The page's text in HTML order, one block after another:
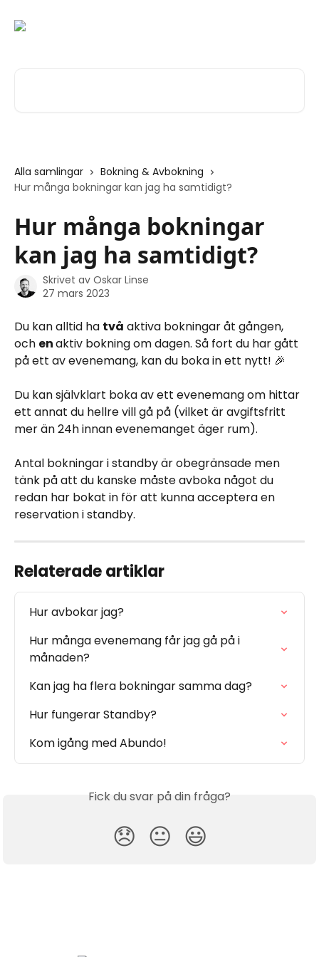
Alla samlingar
Bokning & Avbokning
Hur många bokningar kan jag ha samtidigt?
Hur många bokningar
kan jag ha samtidigt?
Skrivet av Oskar Linse
27 mars 2023
Du kan alltid ha två aktiva bokningar åt gången,
och en aktiv bokning om dagen. Så fort du har gått
på ett av evenemang, kan du boka in ett nytt! 🎉
Du kan självklart boka av ett evenemang om hittar
ett annat du hellre vill gå på (vilket är avgiftsfritt
mer än 24h innan evenemanget äger rum).
Antal bokningar i standby är obegränsade men
tänk på att du kanske måste avboka något du
redan har bokat in för att kunna acceptera en
reservation i standby.
Relaterade artiklar
Hur avbokar jag?
Hur många evenemang får jag gå på i
månaden?
Kan jag ha flera bokningar samma dag?
Hur fungerar Standby?
Kom igång med Abundo!
Fick du svar på din fråga?
😞 😐 😃